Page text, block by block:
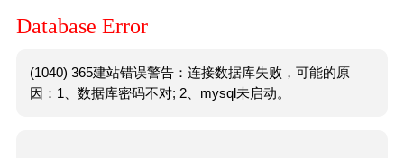
Database Error
(1040) 365建站错误警告：连接数据库失败，可能的原
因：1、数据库密码不对; 2、mysql未启动。